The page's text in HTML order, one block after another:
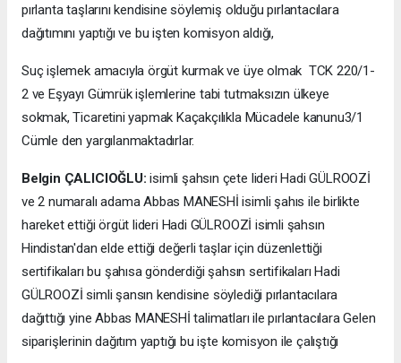
pırlanta taşlarını kendisine söylemiş olduğu pırlantacılara
dağıtımını yaptığı ve bu işten komisyon aldığı,
Suç işlemek amacıyla örgüt kurmak ve üye olmak TCK 220/1-
2 ve Eşyayı Gümrük işlemlerine tabi tutmaksızın ülkeye
sokmak, Ticaretini yapmak Kaçakçılıkla Mücadele kanunu3/1
Cümle den yargılanmaktadırlar.
Belgin ÇALICIOĞLU: isimli şahsın çete lideri Hadi GÜLROOZİ
ve 2 numaralı adama Abbas MANESHİ isimli şahıs ile birlikte
hareket ettiği örgüt lideri Hadi GÜLROOZİ isimli şahsın
Hindistan'dan elde ettiği değerli taşlar için düzenlettiği
sertifikaları bu şahısa gönderdiği şahsın sertifikaları Hadi
GÜLROOZİ simli şansın kendisine söylediği pırlantacılara
dağıttığı yine Abbas MANESHİ talimatları ile pırlantacılara Gelen
siparişlerinin dağıtım yaptığı bu işte komisyon ile çalıştığı